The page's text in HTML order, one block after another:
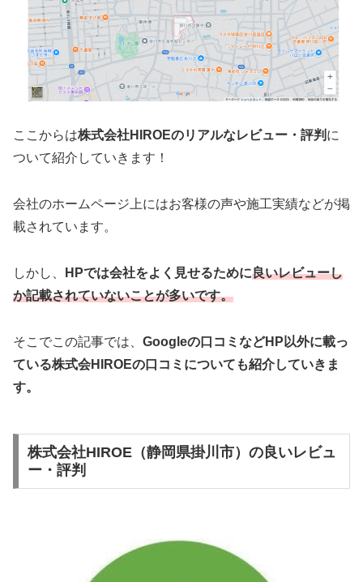
ここからは株式会社HIROEのリアルなレビュー・評判 に
ついて紹介していきます！
会社のホームページ上にはお客様の声や施工実績などが掲
載されています。
しかし、 HPでは会社をよく見せるために良いレビューし
か記載されていないことが多いです。
そこでこの記事では、 Googleの口コミなどHP以外に載っ
ている株式会HIROEの口コミについても紹介していきま
す。
株式会社HIROE（静岡県掛川市）の良いレビュ
ー・評判